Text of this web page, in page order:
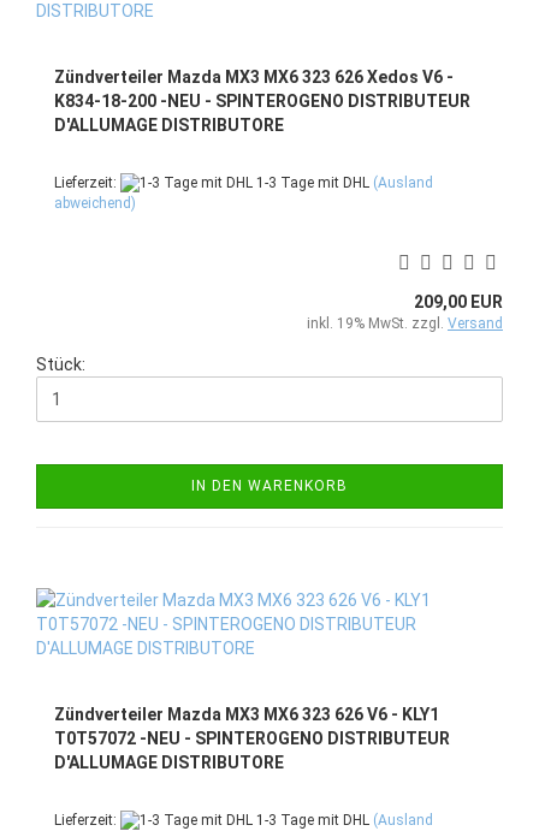
Zündverteiler Mazda MX3 MX6 323 626 Xedos V6 -
K834-18-200 -NEU - SPINTEROGENO DISTRIBUTEUR
D'ALLUMAGE DISTRIBUTORE
Lieferzeit: 1-3 Tage mit DHL (Ausland
abweichend)
209,00 EUR
inkl. 19% MwSt. zzgl. Versand
Stück:
IN DEN WARENKORB
Zündverteiler Mazda MX3 MX6 323 626 V6 - KLY1
T0T57072 -NEU - SPINTEROGENO DISTRIBUTEUR
D'ALLUMAGE DISTRIBUTORE
Lieferzeit: 1-3 Tage mit DHL (Ausland